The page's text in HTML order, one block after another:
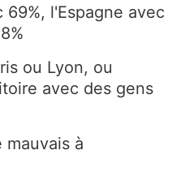
l'Espagne avec
ou Lyon, ou
avec des gens
à